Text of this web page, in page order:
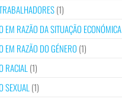
(1)
EM RAZÃO DA SITUAÇÃO ECONÓMICA
EM RAZÃO DO GÉNERO (1)
RACIAL (1)
SEXUAL (1)